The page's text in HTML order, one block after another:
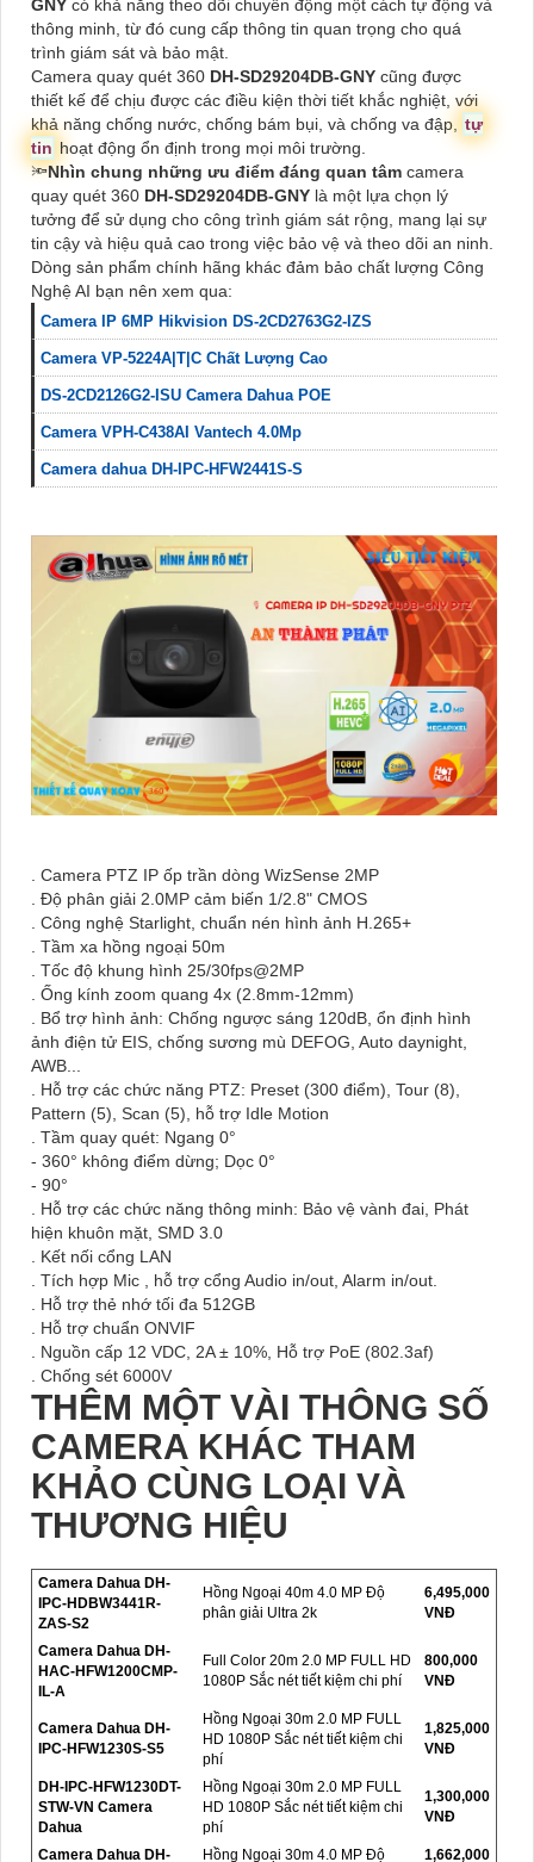
GNY có khả năng theo dõi chuyển động một cách tự động và
thông minh, từ đó cung cấp thông tin quan trọng cho quá
trình giám sát và bảo mật.
Camera quay quét 360 DH-SD29204DB-GNY cũng được
thiết kế để chịu được các điều kiện thời tiết khắc nghiệt, với
khả năng chống nước, chống bám bụi, và chống va đập, tự
tin hoạt động ổn định trong mọi môi trường.
🔦Nhìn chung những ưu điểm đáng quan tâm camera
quay quét 360 DH-SD29204DB-GNY là một lựa chọn lý
tưởng để sử dụng cho công trình giám sát rộng, mang lại sự
tin cậy và hiệu quả cao trong việc bảo vệ và theo dõi an ninh.
Dòng sản phẩm chính hãng khác đảm bảo chất lượng Công
Nghệ AI bạn nên xem qua:
Camera IP 6MP Hikvision DS-2CD2763G2-IZS
Camera VP-5224A|T|C Chất Lượng Cao
DS-2CD2126G2-ISU Camera Dahua POE
Camera VPH-C438AI Vantech 4.0Mp
Camera dahua DH-IPC-HFW2441S-S
. Camera PTZ IP ốp trần dòng WizSense 2MP
. Độ phân giải 2.0MP cảm biến 1/2.8" CMOS
. Công nghệ Starlight, chuẩn nén hình ảnh H.265+
. Tầm xa hồng ngoại 50m
. Tốc độ khung hình 25/30fps@2MP
. Ống kính zoom quang 4x (2.8mm-12mm)
. Bổ trợ hình ảnh: Chống ngược sáng 120dB, ổn định hình
ảnh điện tử EIS, chống sương mù DEFOG, Auto daynight,
AWB...
. Hỗ trợ các chức năng PTZ: Preset (300 điểm), Tour (8),
Pattern (5), Scan (5), hỗ trợ Idle Motion
. Tầm quay quét: Ngang 0°
- 360° không điểm dừng; Dọc 0°
- 90°
. Hỗ trợ các chức năng thông minh: Bảo vệ vành đai, Phát
hiện khuôn mặt, SMD 3.0
. Kết nối cổng LAN
. Tích hợp Mic , hỗ trợ cổng Audio in/out, Alarm in/out.
. Hỗ trợ thẻ nhớ tối đa 512GB
. Hỗ trợ chuẩn ONVIF
. Nguồn cấp 12 VDC, 2A ± 10%, Hỗ trợ PoE (802.3af)
. Chống sét 6000V
THÊM MỘT VÀI THÔNG SỐ
CAMERA KHÁC THAM
KHẢO CÙNG LOẠI VÀ
THƯƠNG HIỆU
Camera Dahua DH-
IPC-HDBW3441R-
ZAS-S2
Hồng Ngoại 40m 4.0 MP Độ
phân giải Ultra 2k
6,495,000
VNĐ
Camera Dahua DH-
HAC-HFW1200CMP-
IL-A
Full Color 20m 2.0 MP FULL HD
1080P Sắc nét tiết kiệm chi phí
800,000
VNĐ
Camera Dahua DH-
IPC-HFW1230S-S5
Hồng Ngoại 30m 2.0 MP FULL
HD 1080P Sắc nét tiết kiệm chi
phí
1,825,000
VNĐ
DH-IPC-HFW1230DT-
STW-VN Camera
Dahua
Hồng Ngoại 30m 2.0 MP FULL
HD 1080P Sắc nét tiết kiệm chi
phí
1,300,000
VNĐ
Camera Dahua DH- Hồng Ngoại 30m 4.0 MP Độ 1,662,000